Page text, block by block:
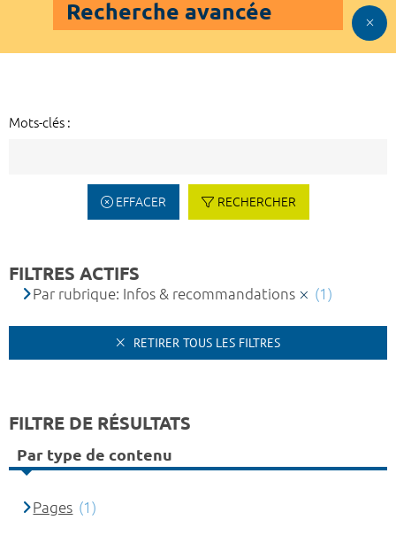
Recherche avancée
Mots-clés :
EFFACER RECHERCHER
FILTRES ACTIFS
Par rubrique: Infos & recommandations (1)
RETIRER TOUS LES FILTRES
FILTRE DE RÉSULTATS
Par type de contenu
Pages (1)